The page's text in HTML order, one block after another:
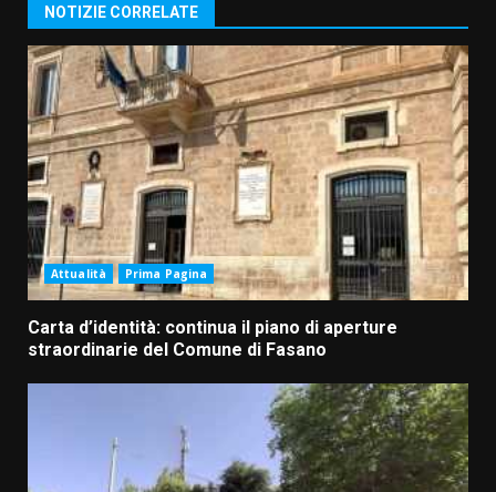
NOTIZIE CORRELATE
Attualità Prima Pagina
Carta d’identità: continua il piano di aperture
straordinarie del Comune di Fasano